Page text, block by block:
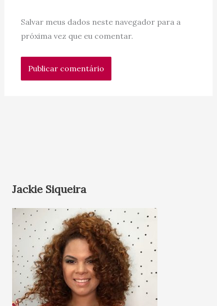
Salvar meus dados neste navegador para a
próxima vez que eu comentar.
Jackie Siqueira